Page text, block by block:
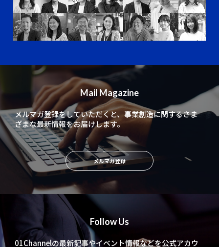
Follow Us
01Channelの最新記事やイベント情報などを公式アカウ
Mail Magazine
メルマガ登録をしていただくと、事業創造に関するさま
ざまな最新情報をお届けします。
メルマガ登録